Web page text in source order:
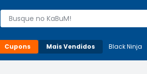
Buscar produtos
Cupons Mais Vendidos Mais-v-
Black Ninja